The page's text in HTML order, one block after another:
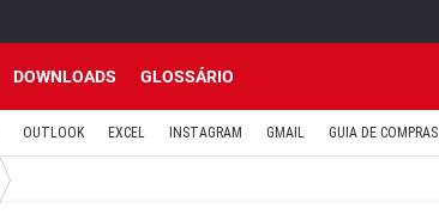
DOWNLOADS GLOSSÁRIO
OUTLOOK EXCEL INSTAGRAM GMAIL GUIA DE COMPRAS